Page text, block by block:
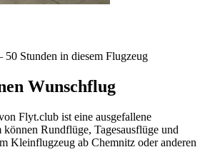
50 Stunden in diesem Flugzeug
Wunschflug
Flyt.club ist eine ausgefallene
Rundflüge, Tagesausflüge und
Kleinflugzeug ab Chemnitz oder anderen